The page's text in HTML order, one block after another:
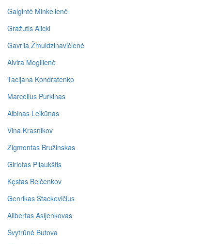
Galgintė Minkelienė
Gražutis Alicki
Gavrila Žmuidzinavičienė
Alvira Mogilienė
Tacijana Kondratenko
Marcelius Purkinas
Aibinas Leikūnas
Vina Krasnikov
Zigmontas Bružinskas
Giriotas Pliaukštis
Kęstas Belčenkov
Genrikas Stackevičius
Allbertas Asijenkovas
Švytrūnė Butova